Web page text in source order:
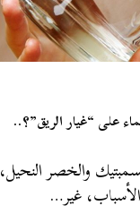
أكواب من الماء على “غيار الريق”؟..
والخصر النحيل،
غير…